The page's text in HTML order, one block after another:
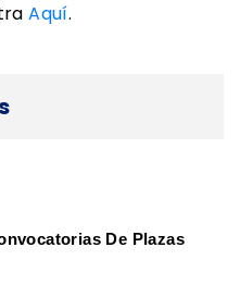
Aquí.
De Plazas